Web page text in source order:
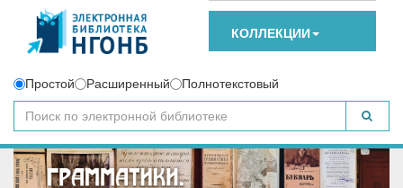
КОЛЛЕКЦИИ
Простой Расширенный Полнотекстовый